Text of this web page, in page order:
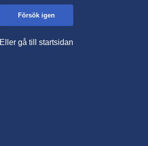
Försök igen
Eller gå till startsidan